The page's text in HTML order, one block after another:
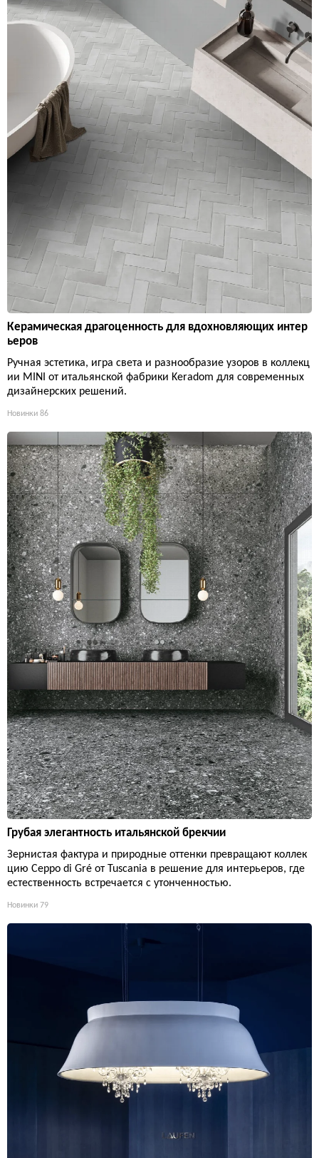
Керамическая драгоценность для вдохновляющих интер
ьеров
Ручная эстетика, игра света и разнообразие узоров в коллекц
ии MINI от итальянской фабрики Keradom для современных
дизайнерских решений.
Новинки 86
Грубая элегантность итальянской брекчии
Зернистая фактура и природные оттенки превращают коллек
цию Ceppo di Gré от Tuscania в решение для интерьеров, где
естественность встречается с утонченностью.
Новинки 79